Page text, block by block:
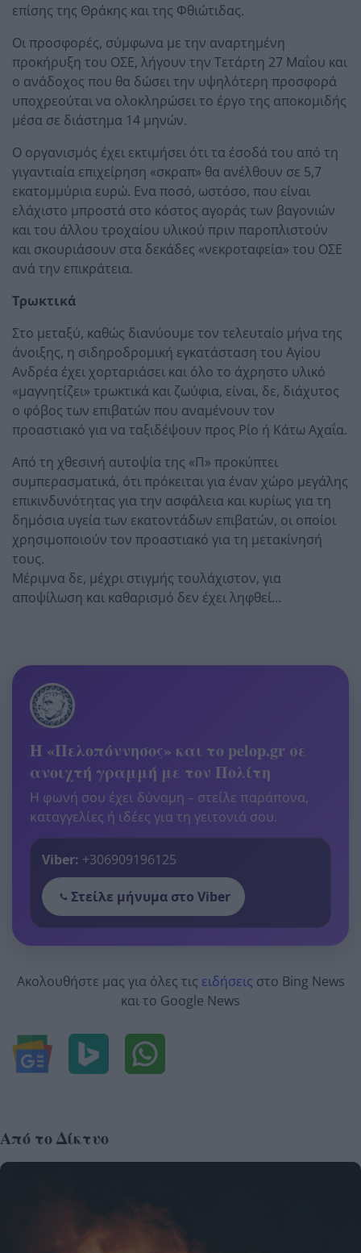
επίσης της Θράκης και της Φθιώτιδας.
Οι προσφορές, σύμφωνα με την αναρτημένη
προκήρυξη του ΟΣΕ, λήγουν την Τετάρτη 27 Μαΐου και
ο ανάδοχος που θα δώσει την υψηλότερη προσφορά
υποχρεούται να ολοκληρώσει το έργο της αποκομιδής
μέσα σε διάστημα 14 μηνών.
Ο οργανισμός έχει εκτιμήσει ότι τα έσοδά του από τη
γιγαντιαία επιχείρηση «σκραπ» θα ανέλθουν σε 5,7
εκατομμύρια ευρώ. Ενα ποσό, ωστόσο, που είναι
ελάχιστο μπροστά στο κόστος αγοράς των βαγονιών
και του άλλου τροχαίου υλικού πριν παροπλιστούν
και σκουριάσουν στα δεκάδες «νεκροταφεία» του ΟΣΕ
ανά την επικράτεια.
Τρωκτικά
Στο μεταξύ, καθώς διανύουμε τον τελευταίο μήνα της
άνοιξης, η σιδηροδρομική εγκατάσταση του Αγίου
Ανδρέα έχει χορταριάσει και όλο το άχρηστο υλικό
«μαγνητίζει» τρωκτικά και ζωύφια, είναι, δε, διάχυτος
ο φόβος των επιβατών που αναμένουν τον
προαστιακό για να ταξιδέψουν προς Ρίο ή Κάτω Αχαΐα.
Από τη χθεσινή αυτοψία της «Π» προκύπτει
συμπερασματικά, ότι πρόκειται για έναν χώρο μεγάλης
επικινδυνότητας για την ασφάλεια και κυρίως για τη
δημόσια υγεία των εκατοντάδων επιβατών, οι οποίοι
χρησιμοποιούν τον προαστιακό για τη μετακίνησή
τους.
Μέριμνα δε, μέχρι στιγμής τουλάχιστον, για
αποψίλωση και καθαρισμό δεν έχει ληφθεί…
Η «Πελοπόννησος» και το pelop.gr σε
ανοιχτή γραμμή με τον Πολίτη
Η φωνή σου έχει δύναμη – στείλε παράπονα,
καταγγελίες ή ιδέες για τη γειτονιά σου.
Viber: +306909196125
Στείλε μήνυμα στο Viber
Ακολουθήστε μας για όλες τις ειδήσεις στο Bing News
και το Google News
Από το Δίκτυο